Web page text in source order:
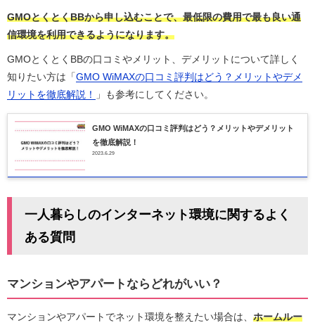
GMOとくとくBBから申し込むことで、最低限の費用で最も良い通
信環境を利用できるようになります。
GMOとくとくBBの口コミやメリット、デメリットについて詳しく
知りたい方は「GMO WiMAXの口コミ評判はどう？メリットやデメ
リットを徹底解説！
」も参考にしてください。
GMO WiMAXの口コミ評判はどう？メリットやデメリット
を徹底解説！
2023.6.29
一人暮らしのインターネット環境に関するよく
ある質問
マンションやアパートならどれがいい？
マンションやアパートでネット環境を整えたい場合は、 ホームルー